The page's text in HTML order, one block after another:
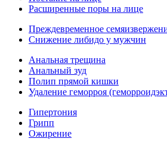
Расширенные поры на лице
Преждевременное
Снижение либидо у мужчин
Анальная трещина
Анальный зуд
Полип прямой кишки
Удаление геморроя
Гипертония
Грипп
Ожирение